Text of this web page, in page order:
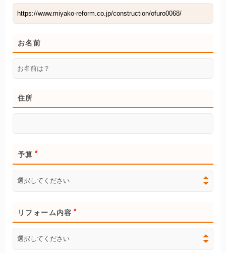
お名前
住所
予算
リフォーム内容